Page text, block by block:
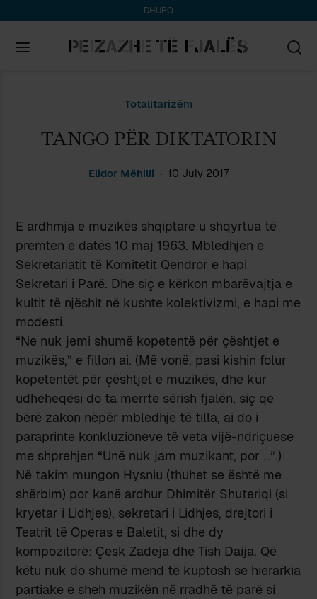
DHURO
Totalitarizëm
TANGO PËR DIKTATORIN
Elidor Mëhilli 10 July 2017
E ardhmja e muzikës shqiptare u shqyrtua të
premten e datës 10 maj 1963. Mbledhjen e
Sekretariatit të Komitetit Qendror e hapi
Sekretari i Parë. Dhe siç e kërkon mbarëvajtja e
kultit të njëshit në kushte kolektivizmi, e hapi me
modesti.
“Ne nuk jemi shumë kopetentë për çështjet e
muzikës,” e fillon ai. (Më vonë, pasi kishin folur
kopetentët për çështjet e muzikës, dhe kur
udhëheqësi do ta merrte sërish fjalën, siç qe
bërë zakon nëpër mbledhje të tilla, ai do i
paraprinte konkluzioneve të veta vijë-ndriçuese
me shprehjen “Unë nuk jam muzikant, por …”.)
Në takim mungon Hysniu (thuhet se është me
shërbim) por kanë ardhur Dhimitër Shuteriqi (si
kryetar i Lidhjes), sekretari i Lidhjes, drejtori i
Teatrit të Operas e Baletit, si dhe dy
kompozitorë: Çesk Zadeja dhe Tish Daija. Që
këtu nuk do shumë mend të kuptosh se hierarkia
partiake e sheh muzikën në rradhë të parë si